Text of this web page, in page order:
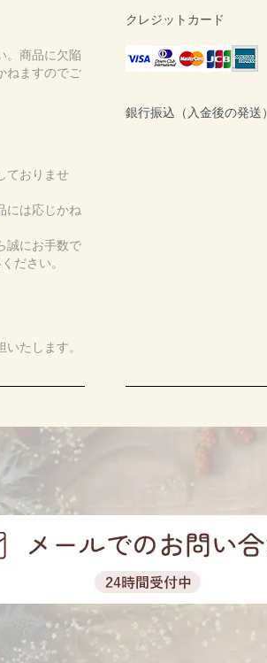
。商品に欠陥
ねますのでご
ておりませ
には応じかね
誠にお手数で
ださい。
たします。
クレジットカード
銀行振込（入金後の発送）